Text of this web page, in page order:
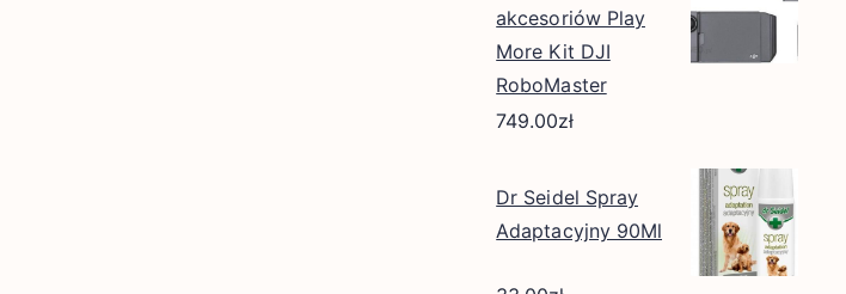
akcesoriów Play
More Kit DJI
RoboMaster
749.00zł
Dr Seidel Spray
Adaptacyjny 90Ml